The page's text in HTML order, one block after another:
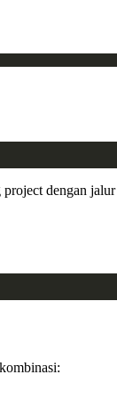
dengan jalur